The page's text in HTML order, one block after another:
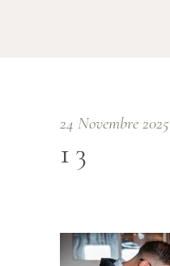
24 Novembre 2025
13